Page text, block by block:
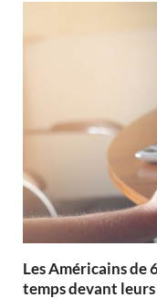
Les Américains de
temps devant leurs